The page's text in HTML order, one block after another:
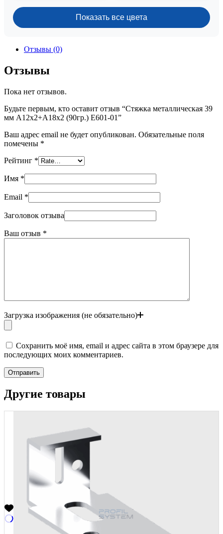
Показать все цвета
Отзывы (0)
Отзывы
Пока нет отзывов.
Будьте первым, кто оставит отзыв “Стяжка металлическая 39
мм А12х2+А18х2 (90гр.) Е601-01”
Ваш адрес email не будет опубликован. Обязательные поля
помечены *
Рейтинг *
Имя *
Email *
Заголовок отзыва
Ваш отзыв *
Загрузка изображения (не обязательно)
Сохранить моё имя, email и адрес сайта в этом браузере для
последующих моих комментариев.
Отправить
Другие товары